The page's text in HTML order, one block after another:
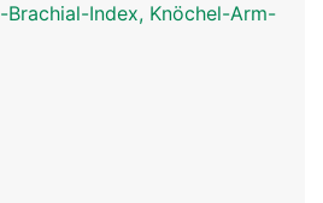
Brachial-Index, Knöchel-Arm-